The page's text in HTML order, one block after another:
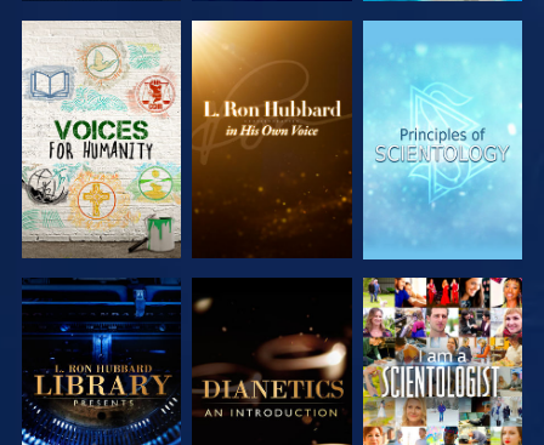
SERIE
ENTDECKEN
SERIE
ENTDECKEN
SERIE
ENTDECKEN
SERIE
ENTDECKEN
SERIE
ENTDECKEN
ANSEHEN